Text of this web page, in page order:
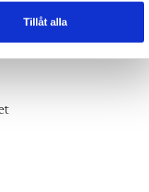
Tillåt alla